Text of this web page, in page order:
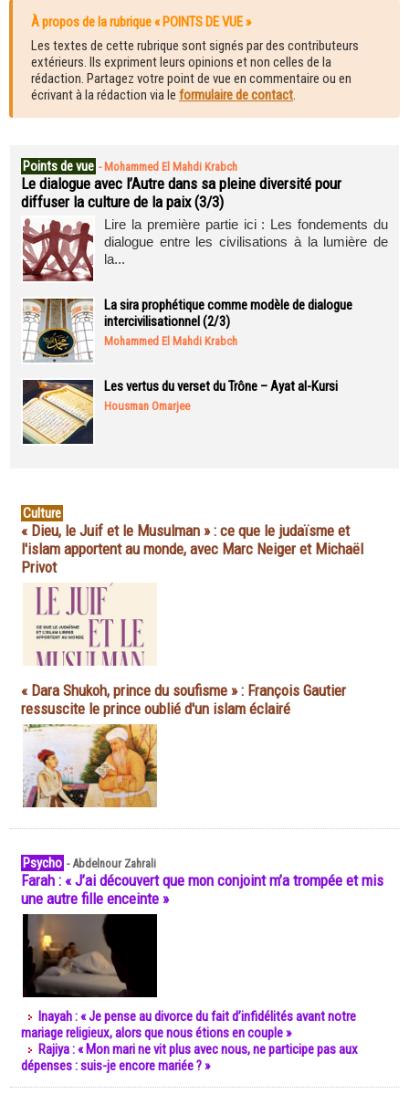
À propos de la rubrique « POINTS DE VUE »
Les textes de cette rubrique sont signés par des contributeurs
extérieurs. Ils expriment leurs opinions et non celles de la
rédaction. Partagez votre point de vue en commentaire ou en
écrivant à la rédaction via le formulaire de contact.
Points de vue - Mohammed El Mahdi Krabch
Le dialogue avec l’Autre dans sa pleine diversité pour
diffuser la culture de la paix (3/3)
Lire la première partie ici : Les fondements du
dialogue entre les civilisations à la lumière de
la...
La sira prophétique comme modèle de dialogue
intercivilisationnel (2/3)
Mohammed El Mahdi Krabch
Les vertus du verset du Trône – Ayat al-Kursi
Housman Omarjee
Culture
« Dieu, le Juif et le Musulman » : ce que le judaïsme et
l'islam apportent au monde, avec Marc Neiger et Michaël
Privot
« Dara Shukoh, prince du soufisme » : François Gautier
ressuscite le prince oublié d'un islam éclairé
Psycho -Abdelnour Zahrali
Farah : « J’ai découvert que mon conjoint m’a trompée et mis
une autre fille enceinte »
Inayah : « Je pense au divorce du fait d’infidélités avant notre
mariage religieux, alors que nous étions en couple »
Rajiya : « Mon mari ne vit plus avec nous, ne participe pas aux
dépenses : suis-je encore mariée ? »